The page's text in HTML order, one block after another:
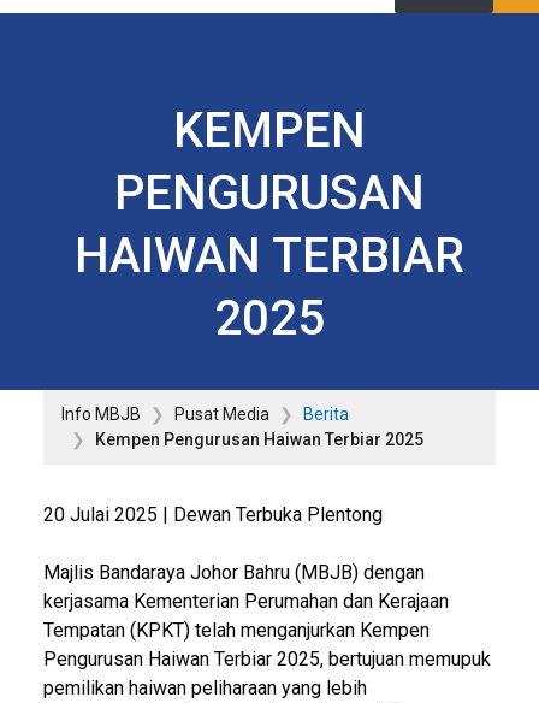
KEMPEN
PENGURUSAN
HAIWAN TERBIAR
2025
Info MBJB Pusat Media
Berita
Kempen Pengurusan Haiwan Terbiar 2025
20 Julai 2025 | Dewan Terbuka Plentong
Majlis Bandaraya Johor Bahru (MBJB) dengan
kerjasama Kementerian Perumahan dan Kerajaan
Tempatan (KPKT) telah menganjurkan Kempen
Pengurusan Haiwan Terbiar 2025, bertujuan memupuk
pemilikan haiwan peliharaan yang lebih